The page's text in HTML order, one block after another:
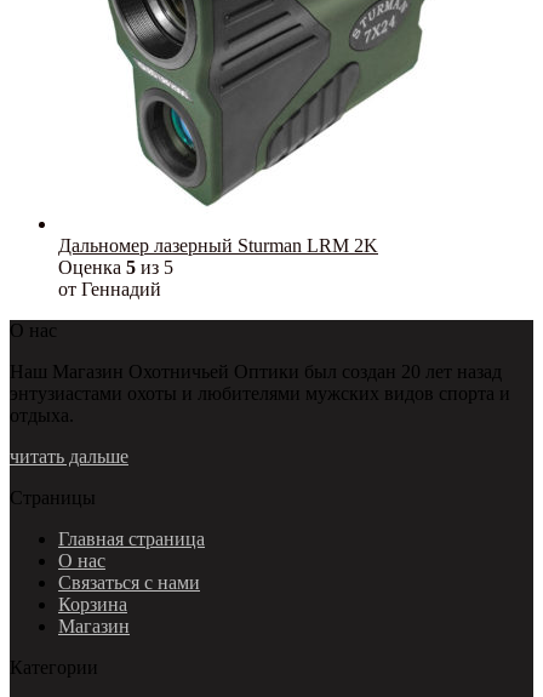
Дальномер лазерный Sturman LRM 2K
Оценка 5 из 5
от Геннадий
О нас
Наш Магазин Охотничьей Оптики был создан 20 лет назад
энтузиастами охоты и любителями мужских видов спорта и
отдыха.
читать дальше
Страницы
Главная страница
О нас
Связаться с нами
Корзина
Магазин
Категории